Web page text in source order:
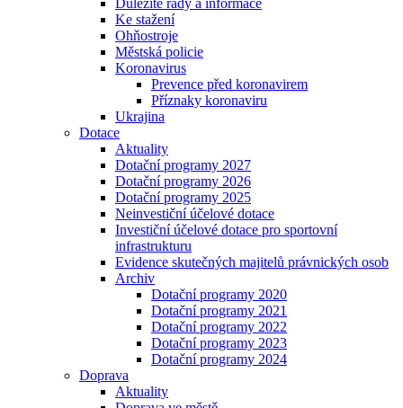
Důležité rady a informace
Ke stažení
Ohňostroje
Městská policie
Koronavirus
Prevence před koronavirem
Příznaky koronaviru
Ukrajina
Dotace
Aktuality
Dotační programy 2027
Dotační programy 2026
Dotační programy 2025
Neinvestiční účelové dotace
Investiční účelové dotace pro sportovní
infrastrukturu
Evidence skutečných majitelů právnických osob
Archiv
Dotační programy 2020
Dotační programy 2021
Dotační programy 2022
Dotační programy 2023
Dotační programy 2024
Doprava
Aktuality